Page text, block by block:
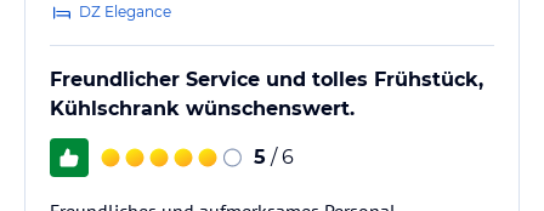
DZ Elegance
Freundlicher Service und tolles Frühstück,
Kühlschrank wünschenswert.
5 / 6